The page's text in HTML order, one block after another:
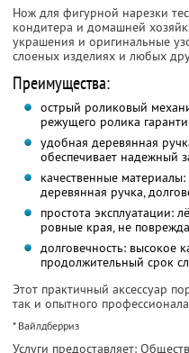
Нож для фигурной нарезки
кондитера и домашней
украшения и оригинальные
слоеных изделиях и любых
Преимущества:
острый роликовый
режущего ролика
удобная деревянная
обеспечивает надежный
качественные
деревянная ручка,
простота эксплуатации:
ровные края, не
долговечность: высокое
продолжительный срок
Этот практичный аксессуар
так и опытного
* Вайлдберриз
Услуги предоставляет: